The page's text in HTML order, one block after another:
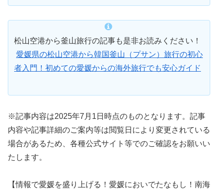
松山空港から釜山旅行の記事も是非お読みください！
愛媛県の松山空港から韓国釜山（プサン）旅行の初心
者入門！初めての愛媛からの海外旅行でも安心ガイド
※記事内容は2025年7月1日時点のものとなります。記事
内容や記事詳細のご案内等は閲覧日により変更されている
場合があるため、各種公式サイト等でのご確認をお願いい
たします。
【情報で愛媛を盛り上げる！愛媛においでたなもし！南海